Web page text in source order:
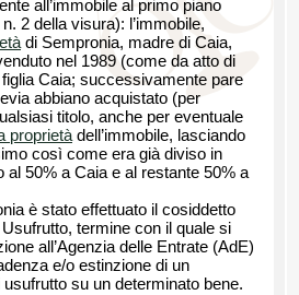
all’immobile al primo piano
2 della visura): l’immobile,
di Sempronia, madre di Caia,
nel 1989 (come da atto di
Caia; successivamente pare
abbiano acquistato (per
titolo, anche per eventuale
proprietàdell’immobile, lasciando
così come era già diviso in
al 50% a Caia e al restante 50% a
è stato effettuato il cosiddetto
termine con il quale si
all’Agenzia delle Entrate (AdE)
e/o estinzione di un
su un determinato bene.